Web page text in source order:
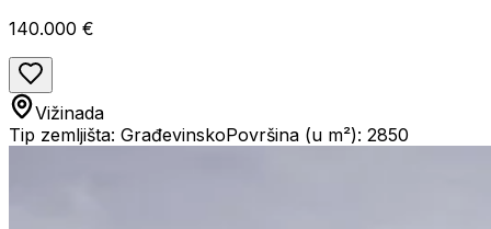
140.000 €
Vižinada
Tip zemljišta: GrađevinskoPovršina (u m²): 2850